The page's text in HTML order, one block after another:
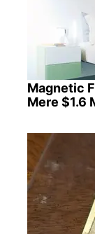
Magnetic
Mere $1.6